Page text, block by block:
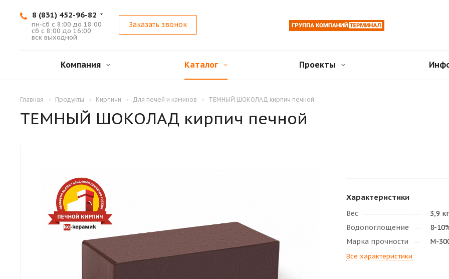
8 (831) 452-96-82
пн-сб с 8:00 до 18:00
сб с 8:00 до 16:00
вск выходной
Заказать звонок
Компания Каталог Проекты
Главная Продукты Кирпичи Для печей и каминов ТЕМНЫЙ ШОКОЛАД кирпич печной
ТЕМНЫЙ ШОКОЛАД кирпич печной
Характеристики
Вес
3,9 кг
Водопоглощение
8-
Марка прочности
М-
Все характеристики